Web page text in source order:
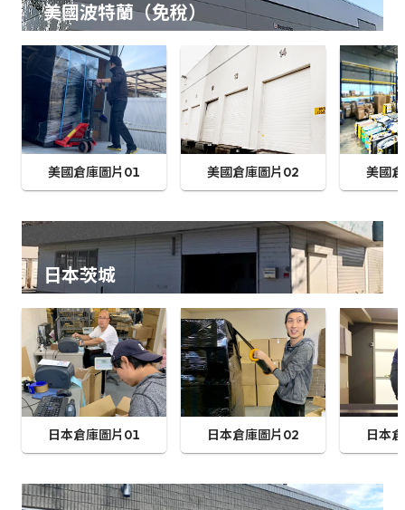
美國波特蘭（免稅）
美國倉庫圖片01 美國倉庫圖片02 美國
日本茨城
日本倉庫圖片01 日本倉庫圖片02 日本